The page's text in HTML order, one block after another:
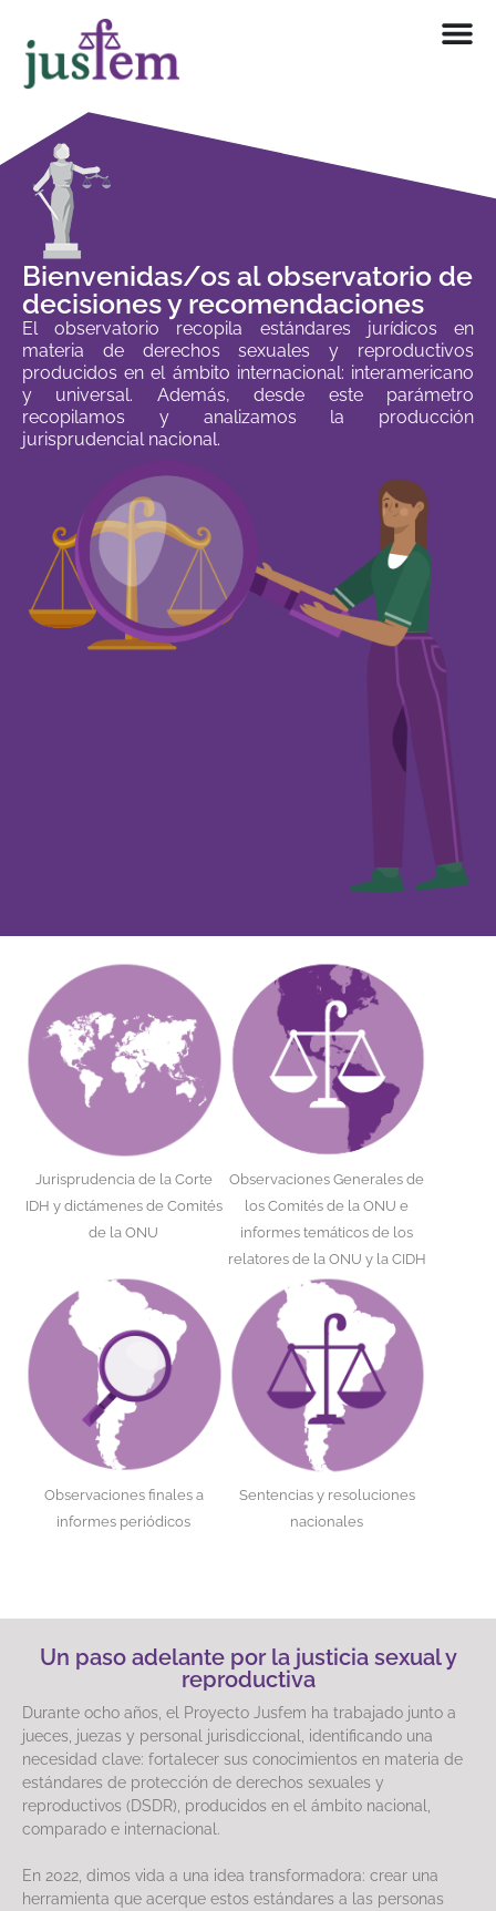
contenido
Bienvenidas/os al observatorio de
decisiones y recomendaciones
El observatorio recopila estándares jurídicos en
materia de derechos sexuales y reproductivos
producidos en el ámbito internacional: interamericano
y universal. Además, desde este parámetro
recopilamos y analizamos la producción
jurisprudencial nacional.
Jurisprudencia de la Corte
IDH y dictámenes de Comités
de la ONU
Observaciones Generales de
los Comités de la ONU e
informes temáticos de los
relatores de la ONU y la CIDH
Observaciones finales a
informes periódicos
Sentencias y resoluciones
nacionales
Un paso adelante por la justicia sexual y
reproductiva
Durante ocho años, el Proyecto Jusfem ha trabajado junto a
jueces, juezas y personal jurisdiccional, identificando una
necesidad clave: fortalecer sus conocimientos en materia de
estándares de protección de derechos sexuales y
reproductivos (DSDR), producidos en el ámbito nacional,
comparado e internacional.
En 2022, dimos vida a una idea transformadora: crear una
herramienta que acerque estos estándares a las personas